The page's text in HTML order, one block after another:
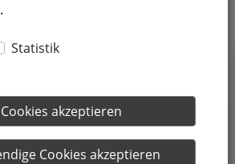
Statistik
akzeptieren
Cookies akzeptieren